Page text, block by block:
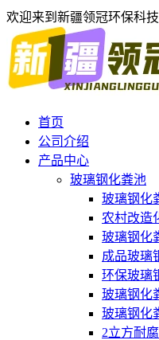
欢迎来到新疆领冠环保科
首页
公司介绍
产品中心
玻璃钢化粪池
玻璃钢化
农村改造
玻璃钢化
成品玻璃
环保玻璃
玻璃钢化
玻璃钢化
2立方耐